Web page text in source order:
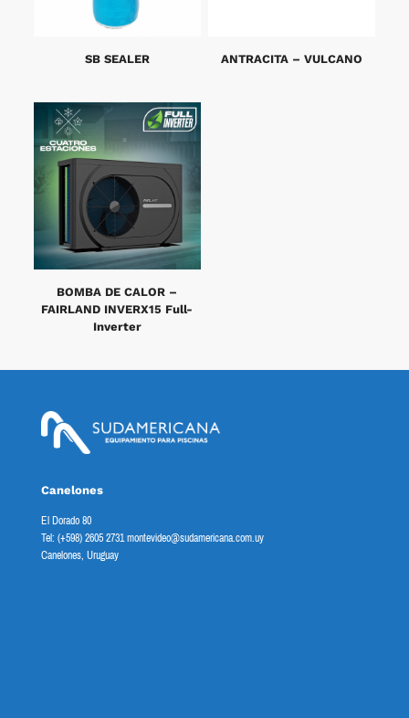
SB SEALER ANTRACITA – VULCANO
BOMBA DE CALOR –
FAIRLAND INVERX15 Full-
Inverter
Canelones
El Dorado 80
Tel: (+598) 2605 2731 montevideo@sudamericana.com.uy
Canelones, Uruguay